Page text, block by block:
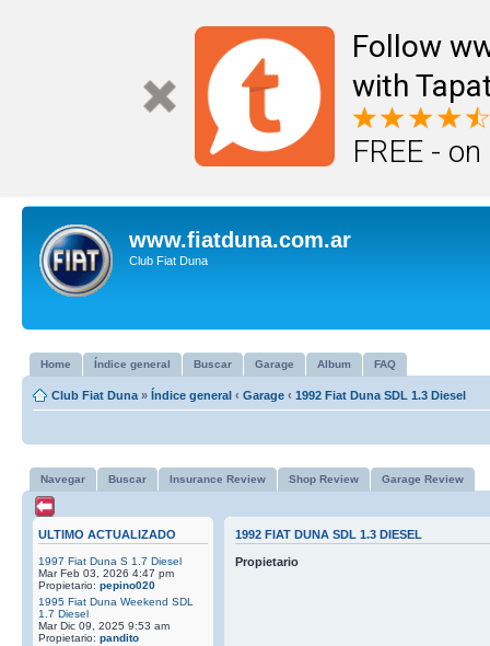
Follow
with
FREE -
www.fiatduna.com.ar
Club Fiat Duna
Home Índice general Buscar Garage Album FAQ
Club Fiat Duna » Índice general ‹ Garage ‹ 1992 Fiat Duna SDL 1.3 Diesel
Navegar Buscar Insurance Review Shop Review Garage Review
ULTIMO ACTUALIZADO
1997 Fiat Duna S 1.7 Diesel
Mar Feb 03, 2026 4:47 pm
Propietario: pepino020
1995 Fiat Duna Weekend SDL
1.7 Diesel
Mar Dic 09, 2025 9:53 am
Propietario: pandito
1992 FIAT DUNA SDL 1.3 DIESEL
Propietario